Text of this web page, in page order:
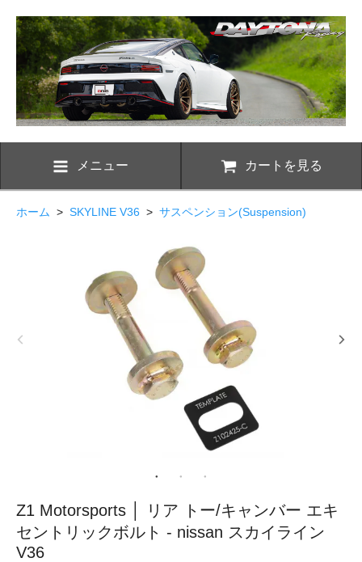
メニュー カートを見る
ホーム > SKYLINE V36 > サスペンション(Suspension)
Z1 Motorsports │ リア トー/キャンバー エキ
セントリックボルト - nissan スカイライン
V36